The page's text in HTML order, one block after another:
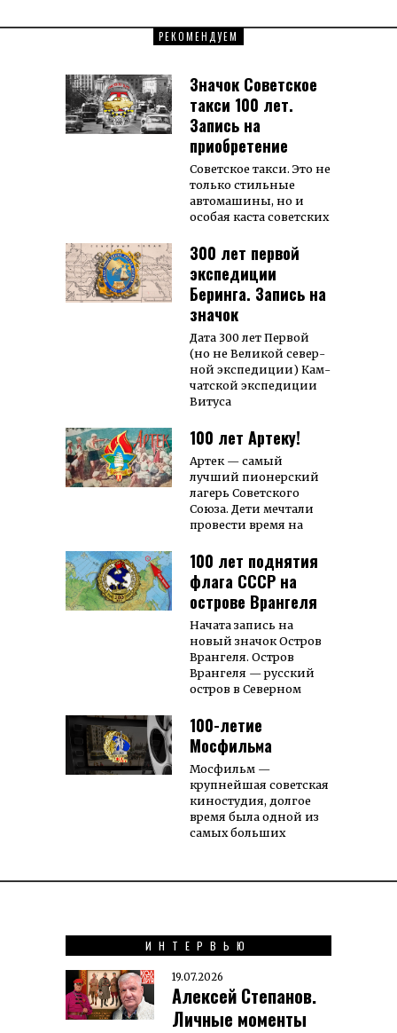
РЕКОМЕНДУЕМ
Значок Советское
такси 100 лет.
Запись на
приобретение
Советское такси. Это не
только стильные
автомашины, но и
особая каста советских
300 лет первой
экспедиции
Беринга. Запись на
значок
Дата 300 лет Первой
(но не Великой се­вер­
ной экс­пе­ди­ции) Кам­
чат­ской экс­пе­ди­ции
Витуса
100 лет Артеку!
Артек — самый
лучший пионерский
лагерь Советского
Союза. Дети мечтали
провести время на
100 лет поднятия
флага СССР на
острове Врангеля
Начата запись на
новый значок Остров
Врангеля. Остров
Врангеля — русский
остров в Северном
100-летие
Мосфильма
Мосфильм —
крупнейшая со­вет­ская
кино­сту­­дия, дол­­гое
вре­­мя была од­ной из
са­мых боль­ших
ИНТЕРВЬЮ
19.07.2026
Алексей Степанов.
Личные моменты